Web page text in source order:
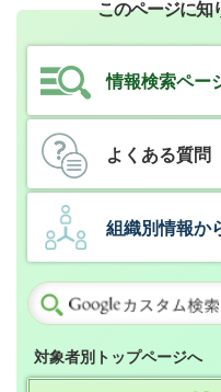
このページに知
情報検索ペー
よくある質問
組織別情報か
対象者別トップページへ